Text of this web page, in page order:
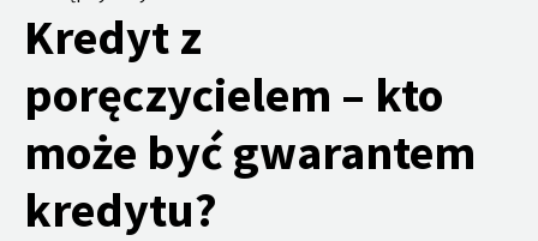
Kredyt z
poręczycielem – kto
może być gwarantem
kredytu?